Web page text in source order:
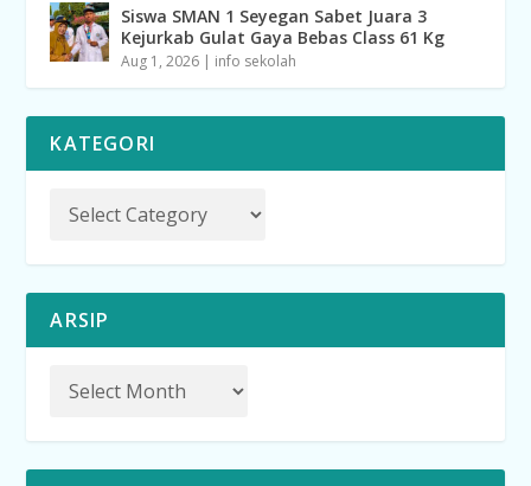
Siswa SMAN 1 Seyegan Sabet Juara 3
Kejurkab Gulat Gaya Bebas Class 61 Kg
Aug 1, 2026 | info sekolah
KATEGORI
ARSIP